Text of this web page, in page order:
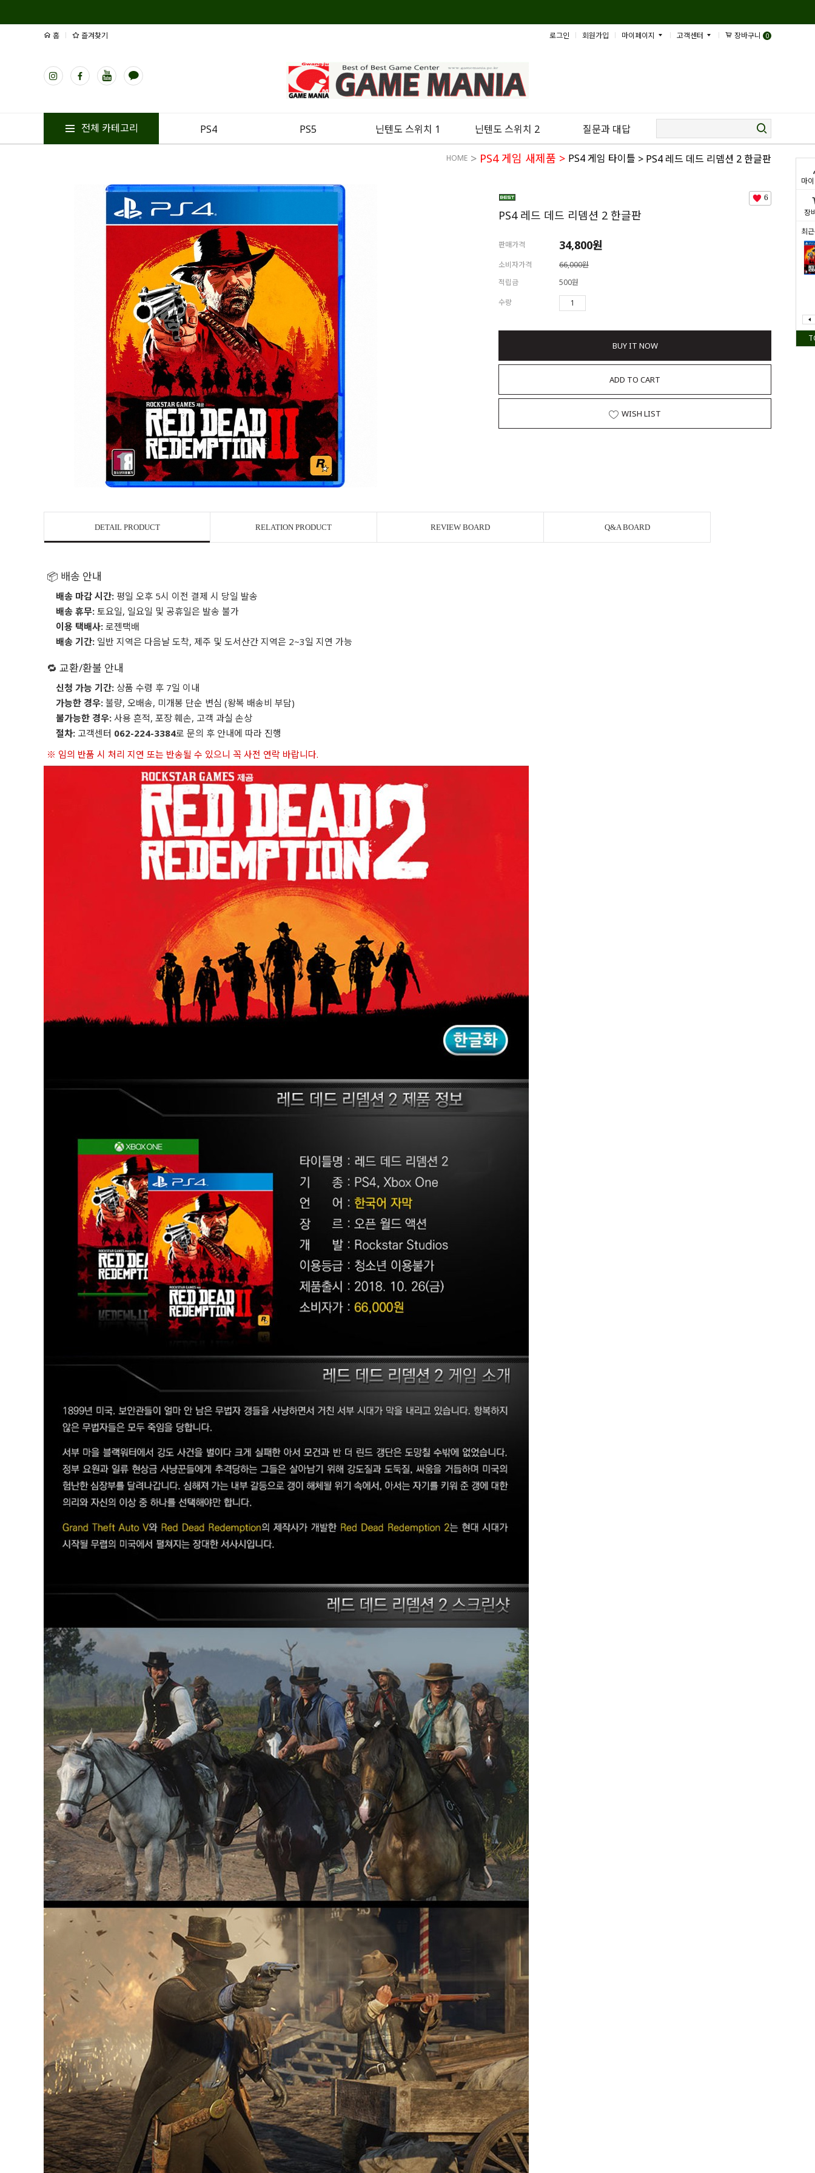
마
장
최
홈 즐겨찾기 로그인 회원가입 마이페이지 고객센터 장바구니 0
전체 카테고리 PS4 PS5 닌텐도 스위치 1 닌텐도 스위치 2 질문과 대답
HOME > PS4 게임 새제품 > PS4 게임 타이틀 > PS4 레드 데드 리뎀션 2 한글판
6
PS4 레드 데드 리뎀션 2 한글판
판매가격 34,800원
소비자가격
66,000원
적립금
500원
수량
BUY IT NOW
ADD TO CART
WISH LIST
DETAIL PRODUCT RELATION PRODUCT REVIEW BOARD Q&A BOARD
📦 배송 안내
배송 마감 시간: 평일 오후 5시 이전 결제 시 당일 발송
배송 휴무: 토요일, 일요일 및 공휴일은 발송 불가
이용 택배사: 로젠택배
배송 기간: 일반 지역은 다음날 도착, 제주 및 도서산간 지역은 2~3일 지연 가능
🔁 교환/환불 안내
신청 가능 기간: 상품 수령 후 7일 이내
가능한 경우: 불량, 오배송, 미개봉 단순 변심 (왕복 배송비 부담)
불가능한 경우: 사용 흔적, 포장 훼손, 고객 과실 손상
절차: 고객센터 062-224-3384로 문의 후 안내에 따라 진행
※ 임의 반품 시 처리 지연 또는 반송될 수 있으니 꼭 사전 연락 바랍니다.